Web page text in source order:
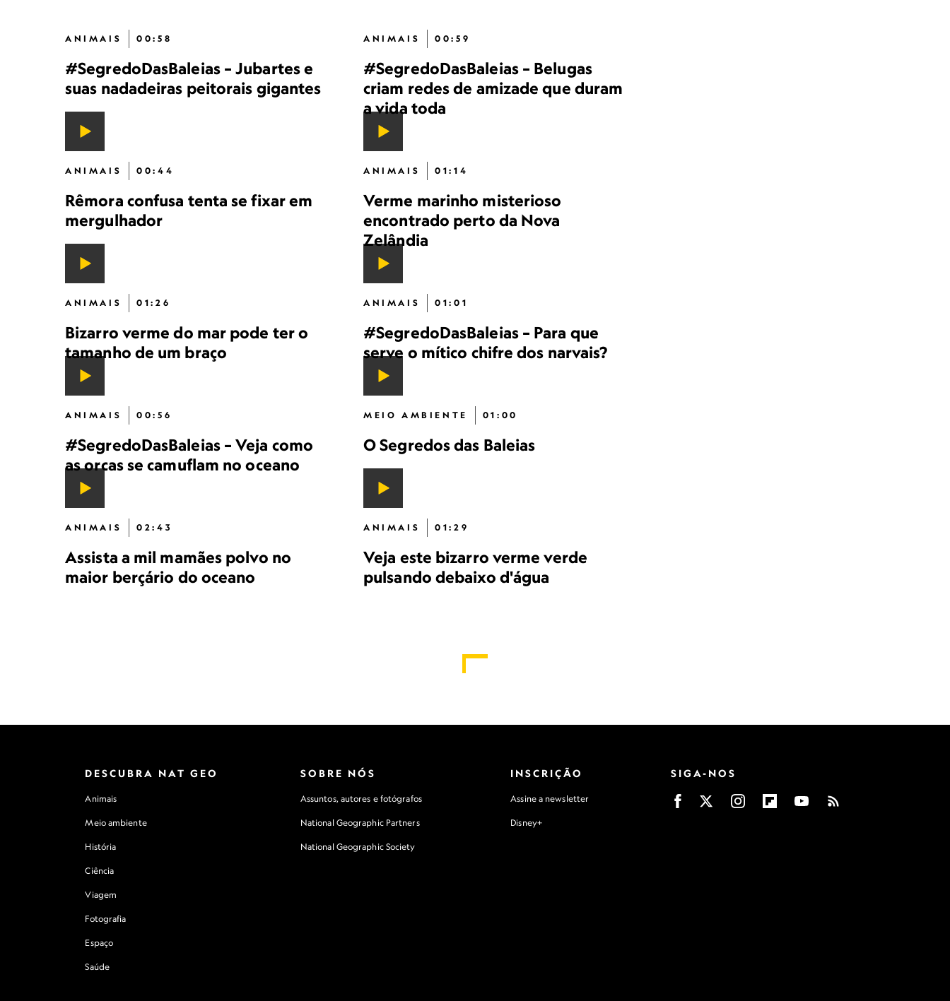
ANIMAIS 00:58
#SegredoDasBaleias – Jubartes e
suas nadadeiras peitorais gigantes
ANIMAIS 00:59
#SegredoDasBaleias – Belugas
criam redes de amizade que duram
a vida toda
ANIMAIS 00:44
Rêmora confusa tenta se fixar em
mergulhador
ANIMAIS 01:14
Verme marinho misterioso
encontrado perto da Nova
Zelândia
ANIMAIS 01:26
Bizarro verme do mar pode ter o
tamanho de um braço
ANIMAIS 01:01
#SegredoDasBaleias – Para que
serve o mítico chifre dos narvais?
ANIMAIS 00:56
#SegredoDasBaleias – Veja como
as orcas se camuflam no oceano
MEIO AMBIENTE 01:00
O Segredos das Baleias
ANIMAIS 02:43
Assista a mil mamães polvo no
maior berçário do oceano
ANIMAIS 01:29
Veja este bizarro verme verde
pulsando debaixo d'água
DESCUBRA NAT GEO
Animais
Meio ambiente
História
Ciência
Viagem
Fotografia
Espaço
Saúde
SOBRE NÓS
Assuntos, autores e fotógrafos
National Geographic Partners
National Geographic Society
INSCRIÇÃO
Assine a newsletter
Disney+
SIGA-NOS